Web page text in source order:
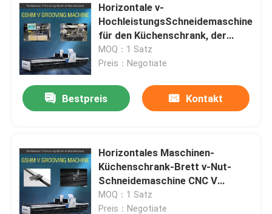
Horizontale v-
HochleistungsSchneidemaschine
für den Küchenschrank, der
Maschine herstellt
MOQ：1 Satz
Preis：Negotiate
Bestpreis Kontakt
Horizontales Maschinen-
Küchenschrank-Brett v-Nut-
Schneidemaschine CNC V
fugendes
MOQ：1 Satz
Preis：Negotiate